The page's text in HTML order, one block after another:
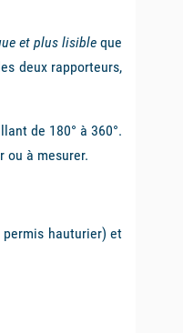
et plus lisibleque
deux rapporteurs,
de 180° à 360°.
ou à mesurer.
permis hauturier) et